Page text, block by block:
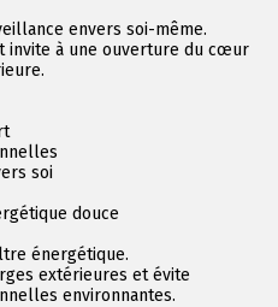
envers soi-même.
invite à une ouverture du cœur
soi
douce
énergétique.
extérieures et évite
environnantes.